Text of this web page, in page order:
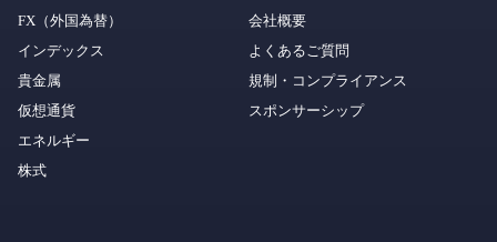
FX（外国為替）
インデックス
貴金属
仮想通貨
エネルギー
株式
会社概要
よくあるご質問
規制・コンプライアンス
スポンサーシップ